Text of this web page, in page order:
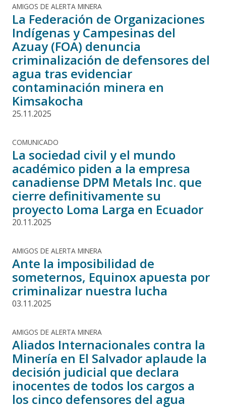
AMIGOS DE ALERTA MINERA
La Federación de Organizaciones
Indígenas y Campesinas del
Azuay (FOA) denuncia
criminalización de defensores del
agua tras evidenciar
contaminación minera en
Kimsakocha
25.11.2025
COMUNICADO
La sociedad civil y el mundo
académico piden a la empresa
canadiense DPM Metals Inc. que
cierre definitivamente su
proyecto Loma Larga en Ecuador
20.11.2025
AMIGOS DE ALERTA MINERA
Ante la imposibilidad de
someternos, Equinox apuesta por
criminalizar nuestra lucha
03.11.2025
AMIGOS DE ALERTA MINERA
Aliados Internacionales contra la
Minería en El Salvador aplaude la
decisión judicial que declara
inocentes de todos los cargos a
los cinco defensores del agua